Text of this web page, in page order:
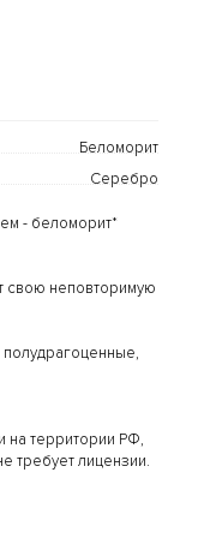
Беломорит
Серебро
- беломорит*
свою неповторимую
полудрагоценные,
на территории РФ,
требует лицензии.